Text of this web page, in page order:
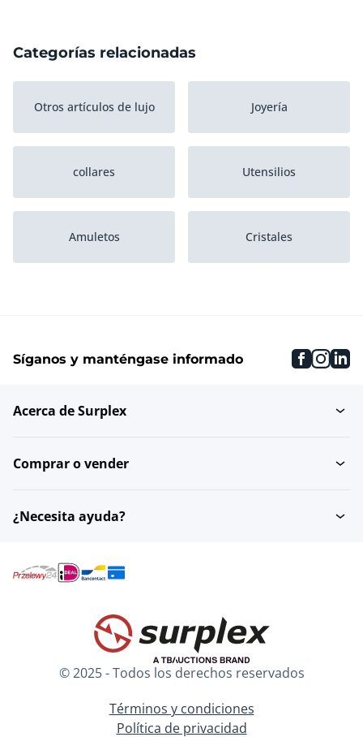
Categorías relacionadas
Otros artículos de lujo Joyería
collares Utensilios
Amuletos Cristales
Aretes Juegos de joyas
Encendedores
Tobillera
Síganos y manténgase informado
Acerca de Surplex
Comprar o vender
¿Necesita ayuda?
© 2025 - Todos los derechos reservados
Términos y condiciones
Política de privacidad